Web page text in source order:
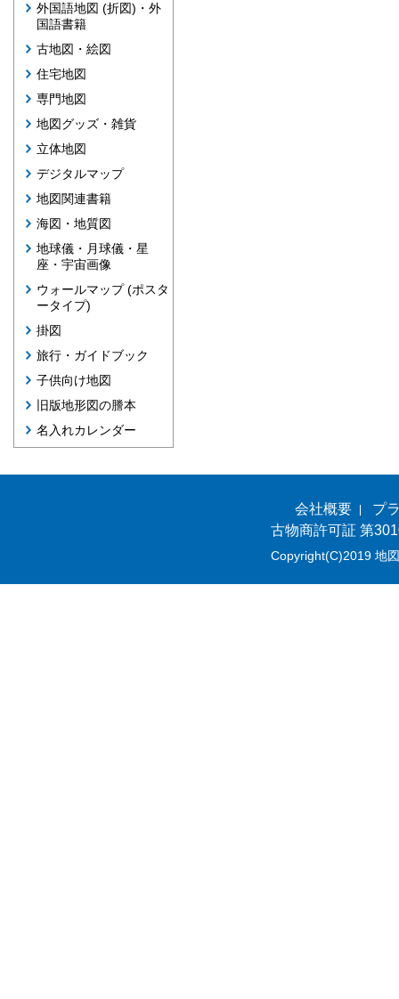
外国語地図 (折図)・外
国語書籍
古地図・絵図
住宅地図
専門地図
地図グッズ・雑貨
立体地図
デジタルマップ
地図関連書籍
海図・地質図
地球儀・月球儀・星
座・宇宙画像
ウォールマップ (ポスタ
ータイプ)
掛図
旅行・ガイドブック
子供向け地図
旧版地形図の謄本
名入れカレンダー
会社概要
プ
古物商許可証 第
Copyright(C)2019 地